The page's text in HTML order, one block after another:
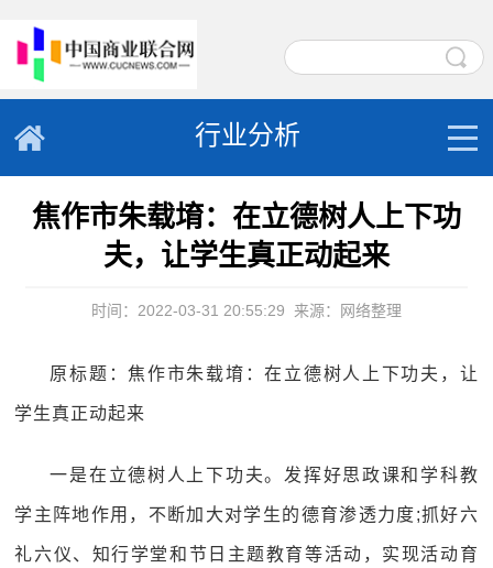
行业分析
焦作市朱载堉：在立德树人上下功
夫，让学生真正动起来
时间：2022-03-31 20:55:29 来源：网络整理
原标题：焦作市朱载堉：在立德树人上下功夫，让
学生真正动起来
一是在立德树人上下功夫。发挥好思政课和学科教
学主阵地作用，不断加大对学生的德育渗透力度;抓好六
礼六仪、知行学堂和节日主题教育等活动，实现活动育